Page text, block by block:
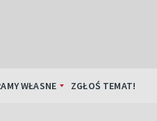
WŁASNE ZGŁOŚ TEMAT!